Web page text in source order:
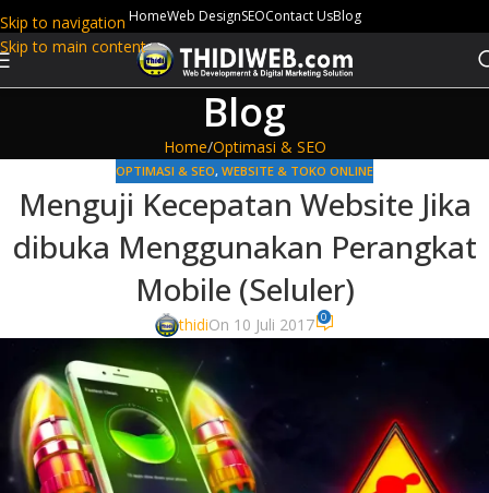
Skip to navigation
Skip to main content
HomeWeb DesignSEOContact UsBlog
Blog
Home Optimasi & SEO
OPTIMASI & SEO, WEBSITE & TOKO ONLINE
Menguji Kecepatan Website Jika
dibuka Menggunakan Perangkat
Mobile (Seluler)
thidiOn 10 Juli 2017 0